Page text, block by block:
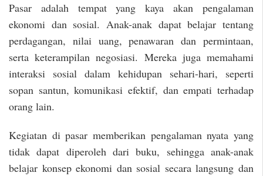
Pasar adalah tempat yang kaya akan pengalaman
ekonomi dan sosial. Anak-anak dapat belajar tentang
perdagangan, nilai uang, penawaran dan permintaan,
serta keterampilan negosiasi. Mereka juga memahami
interaksi sosial dalam kehidupan sehari-hari, seperti
sopan santun, komunikasi efektif, dan empati terhadap
orang lain.
Kegiatan di pasar memberikan pengalaman nyata yang
tidak dapat diperoleh dari buku, sehingga anak-anak
belajar konsep ekonomi dan sosial secara langsung dan